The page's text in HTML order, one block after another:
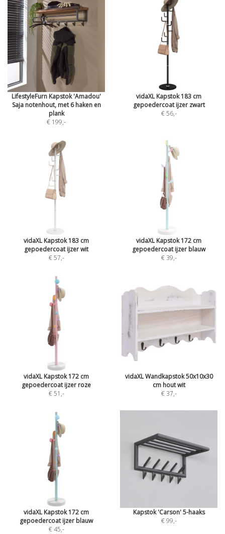
LifestyleFurn Kapstok 'Amadou'
Saja notenhout, met 6 haken en
plank
€ 199,-
vidaXL Kapstok 183 cm
gepoedercoat ijzer zwart
€ 56,-
vidaXL Kapstok 183 cm
gepoedercoat ijzer wit
€ 57,-
vidaXL Kapstok 172 cm
gepoedercoat ijzer blauw
€ 39,-
vidaXL Kapstok 172 cm
gepoedercoat ijzer roze
€ 51 ,-
vidaXL Wandkapstok 50x10x30
cm hout wit
€ 37,-
vidaXL Kapstok 172 cm
gepoedercoat ijzer blauw
€ 45,-
Kapstok 'Carson' 5-haaks
€ 99,-